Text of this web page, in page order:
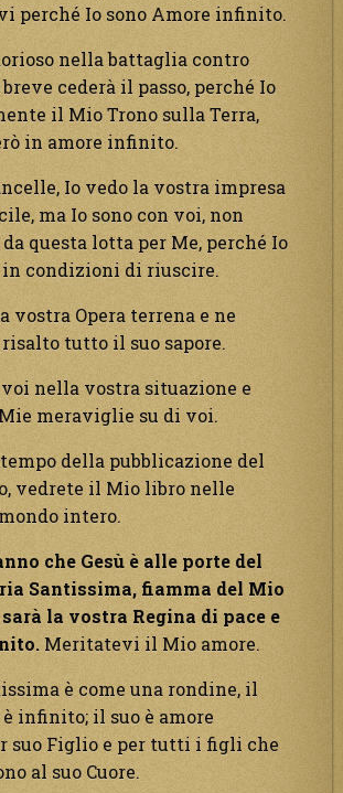
perché Io sono Amore infinito.
nella battaglia contro
cederà il passo, perché Io
il Mio Trono sulla Terra,
in amore infinito.
Io vedo la vostra impresa
ma Io sono con voi, non
questa lotta per Me, perché Io
condizioni di riuscire.
vostra Opera terrena e ne
tutto il suo sapore.
voi nella vostra situazione e
meraviglie su di voi.
della pubblicazione del
vedrete il Mio libro nelle
intero.
che Gesù è alle porte del
Santissima, fiamma del Mio
sarà la vostra Regina di pace e
Meritatevi il Mio amore.
è come una rondine, il
è infinito; il suo è amore
suo Figlio e per tutti i figli che
al suo Cuore.